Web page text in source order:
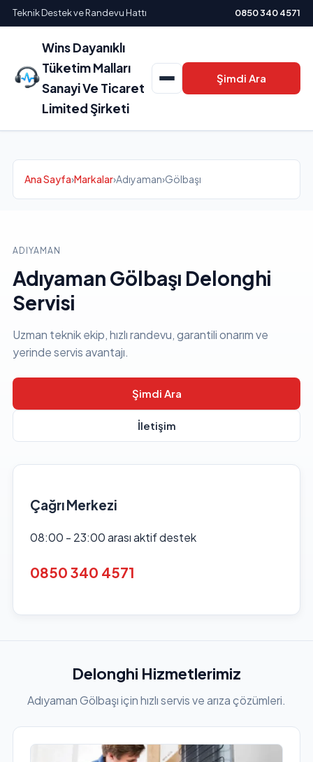
Teknik Destek ve Randevu Hattı 0850 340 4571
Wins Dayanıklı
Tüketim Malları
Sanayi Ve Ticaret
Limited Şirketi
Şimdi Ara
Ana Sayfa›Markalar›Adıyaman›Gölbaşı
ADIYAMAN
Adıyaman Gölbaşı Delonghi
Servisi
Uzman teknik ekip, hızlı randevu, garantili onarım ve
yerinde servis avantajı.
Şimdi Ara
İletişim
Çağrı Merkezi
08:00 - 23:00 arası aktif destek
0850 340 4571
Delonghi Hizmetlerimiz
Adıyaman Gölbaşı için hızlı servis ve arıza çözümleri.